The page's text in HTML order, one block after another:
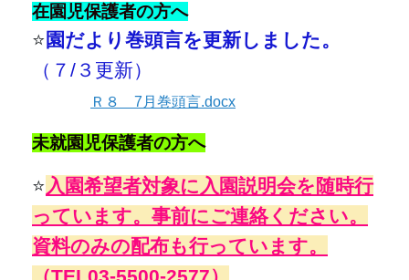
在園児保護者の方へ
⭐園だより 巻頭言を更新しました。
（７/３ 更新）
Ｒ８ 7月巻頭言.docx
未就園児保護者の方へ
⭐入園希望者対象に入園説明会を随時行
っています。 事前にご連絡ください。
資料のみの配布も行っています。
（TEL03-5500-2577）